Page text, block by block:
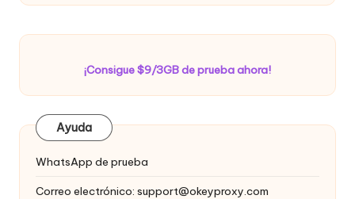
¡Consigue $9/3GB de prueba ahora!
Ayuda
WhatsApp de prueba
Correo electrónico: support@okeyproxy.com